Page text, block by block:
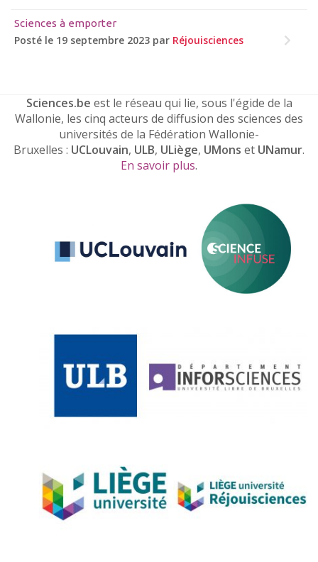
Sciences à emporter
Posté le 19 septembre 2023 par Réjouisciences
Sciences.be est le réseau qui lie, sous l'égide de la
Wallonie, les cinq acteurs de diffusion des sciences des
universités de la Fédération Wallonie-
Bruxelles : UCLouvain, ULB, ULiège, UMons et UNamur.
En savoir plus.